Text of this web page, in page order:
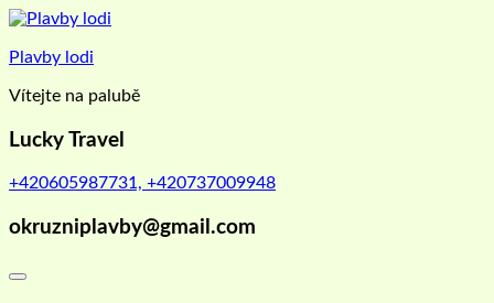
Skip
content
Plavby lodi
Vítejte na palubě
Lucky Travel
+420605987731, +420737009948
okruzniplavby@gmail.com